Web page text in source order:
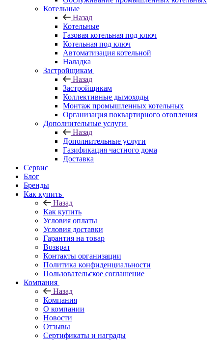
Котельные
Назад
Котельные
Газовая котельная под ключ
Котельная под ключ
Автоматизация котельной
Наладка
Застройщикам
Назад
Застройщикам
Коллективные дымоходы
Монтаж промышленных котельных
Организация поквартирного отопления
Дополнительные услуги
Назад
Дополнительные услуги
Газификация частного дома
Доставка
Сервис
Блог
Бренды
Как купить
Назад
Как купить
Условия оплаты
Условия доставки
Гарантия на товар
Возврат
Контакты организации
Политика конфиденциальности
Пользовательское соглашение
Компания
Назад
Компания
О компании
Новости
Отзывы
Сертификаты и награды